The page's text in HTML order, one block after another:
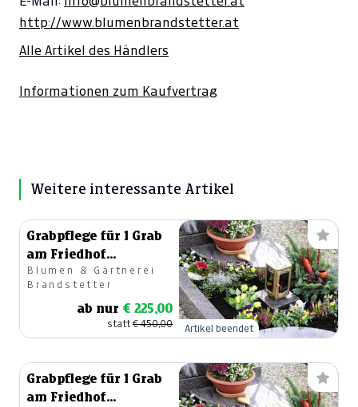
http://www.blumenbrandstetter.at
Alle Artikel des Händlers
Informationen zum Kaufvertrag
Weitere interessante Artikel
Grabpflege für 1 Grab
am Friedhof
Möllbrücke 1 Jahr
lang
Blumen & Gärtnerei
Brandstetter
ab nur € 225,00
statt€ 450,00 Artikel beendet
Grabpflege für 1 Grab
am Friedhof